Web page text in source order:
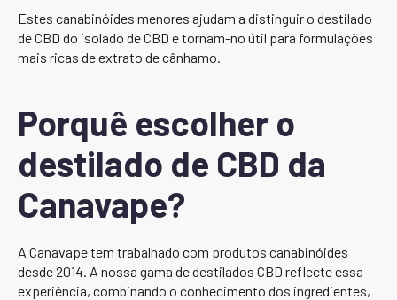
Estes canabinóides menores ajudam a distinguir o destilado
de CBD do isolado de CBD e tornam-no útil para formulações
mais ricas de extrato de cânhamo.
Porquê escolher o
destilado de CBD da
Canavape?
A Canavape tem trabalhado com produtos canabinóides
desde 2014. A nossa gama de destilados CBD reflecte essa
experiência, combinando o conhecimento dos ingredientes,